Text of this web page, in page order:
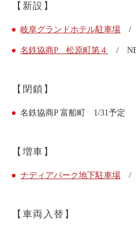
カーシェアリングとは
ご利用の流れ
ライド&カーシェア
シーン別車種のご案内
予約アプリ
【新設】
岐阜グランドホテル駐車場 /
名鉄協商P 松原町第４ /
【閉鎖】
名鉄協商P 富船町 1/31予定
【増車】
ナディアパーク地下駐車場 /
【車両入替】